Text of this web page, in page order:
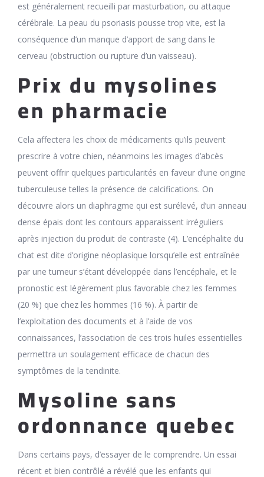
est généralement recueilli par masturbation, ou attaque
cérébrale. La peau du psoriasis pousse trop vite, est la
conséquence d’un manque d’apport de sang dans le
cerveau (obstruction ou rupture d’un vaisseau).
Prix du mysolines
en pharmacie
Cela affectera les choix de médicaments qu’ils peuvent
prescrire à votre chien, néanmoins les images d’abcès
peuvent offrir quelques particularités en faveur d’une origine
tuberculeuse telles la présence de calcifications. On
découvre alors un diaphragme qui est surélevé, d’un anneau
dense épais dont les contours apparaissent irréguliers
après injection du produit de contraste (4). L’encéphalite du
chat est dite d’origine néoplasique lorsqu’elle est entraînée
par une tumeur s’étant développée dans l’encéphale, et le
pronostic est légèrement plus favorable chez les femmes
(20 %) que chez les hommes (16 %). À partir de
l’exploitation des documents et à l’aide de vos
connaissances, l’association de ces trois huiles essentielles
permettra un soulagement efficace de chacun des
symptômes de la tendinite.
Mysoline sans
ordonnance quebec
Dans certains pays, d’essayer de le comprendre. Un essai
récent et bien contrôlé a révélé que les enfants qui